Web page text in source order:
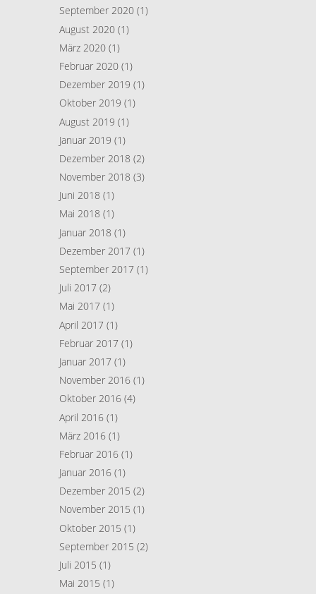
September 2020 (1)
August 2020 (1)
März 2020 (1)
Februar 2020 (1)
Dezember 2019 (1)
Oktober 2019 (1)
August 2019 (1)
Januar 2019 (1)
Dezember 2018 (2)
November 2018 (3)
Juni 2018 (1)
Mai 2018 (1)
Januar 2018 (1)
Dezember 2017 (1)
September 2017 (1)
Juli 2017 (2)
Mai 2017 (1)
April 2017 (1)
Februar 2017 (1)
Januar 2017 (1)
November 2016 (1)
Oktober 2016 (4)
April 2016 (1)
März 2016 (1)
Februar 2016 (1)
Januar 2016 (1)
Dezember 2015 (2)
November 2015 (1)
Oktober 2015 (1)
September 2015 (2)
Juli 2015 (1)
Mai 2015 (1)